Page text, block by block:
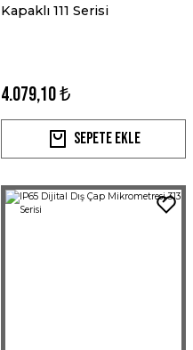
Kapaklı 111 Serisi
4.079,10 ₺
Sepete Ekle